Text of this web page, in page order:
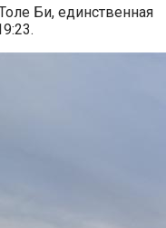
Би, единственная